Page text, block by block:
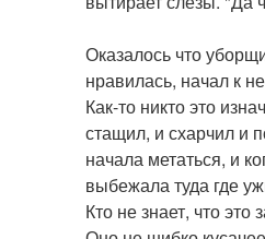
Оказалось что
нравилась, начал к
Как-то никто это
стащил, и схарчил и
начала метаться, и
выбежала туда где
Кто не знает, что